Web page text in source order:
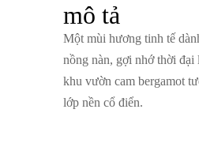
mô tả
Một mùi hương tinh tế
nồng nàn, gợi nhớ thời
khu vườn cam bergamot
lớp nền cổ điển.